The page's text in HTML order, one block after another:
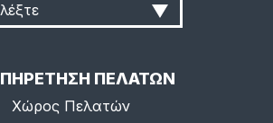
ΠΕΛΑΤΩΝ
Χώρος Πελατών